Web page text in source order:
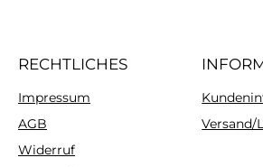
RECHTLICHES
Impressum
AGB
Widerruf
Versand/